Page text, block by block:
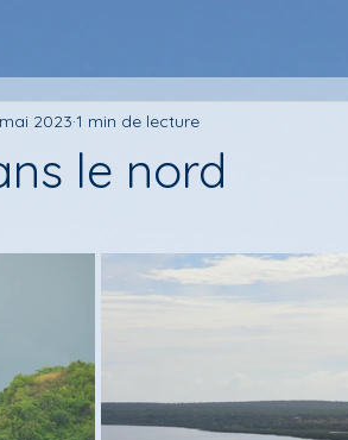
le nord
2023 1 min de lecture
5.